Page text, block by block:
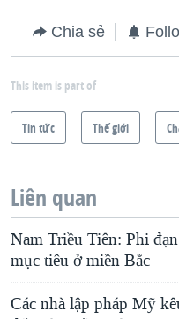
Chia sẻ
This item is part of
Tin tức Thế giới
Liên quan
Nam Triều Tiên: Phi
mục tiêu ở miền Bắc
Các nhà lập pháp Mỹ